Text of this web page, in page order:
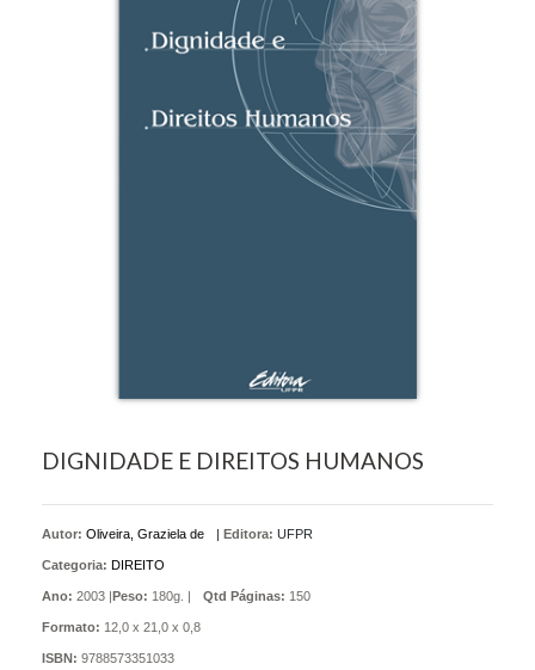
DIGNIDADE E DIREITOS HUMANOS
Autor: Oliveira, Graziela de Editora: UFPR
Categoria: DIREITO
Ano: 2003 | Peso: 180g. | Qtd Páginas: 150
Formato: 12,0 x 21,0 x 0,8
ISBN: 9788573351033